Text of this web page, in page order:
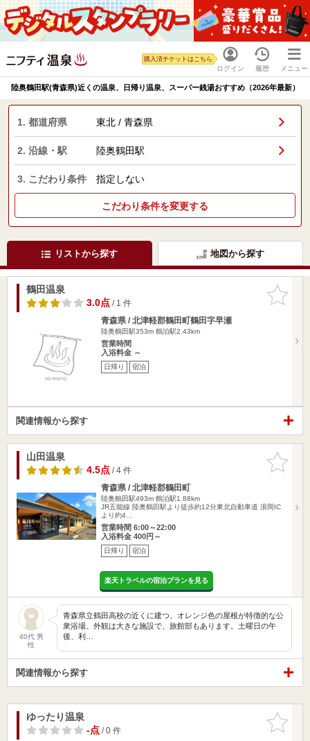
ログイン
購入済チケットはこちら
履歴 メニュー
陸奥鶴田駅(青森県)近くの温泉、日帰り温泉、スーパー銭湯おすすめ（2026年最新）
1. 都道府県 東北 / 青森県
2. 沿線・駅 陸奥鶴田駅
3. こだわり条件 指定しない
こだわり条件を変更する
リストから探す 地図から探す
お気に入
りに追加
鶴田温泉
3.0点/ 1 件
青森県 / 北津軽郡鶴田町鶴田字早瀬
陸奥鶴田駅353m 鶴泊駅2.43km
営業時間
入浴料金 ～
日帰り 宿泊
関連情報から探す
お気に入
りに追加
山田温泉
4.5点/ 4 件
青森県 / 北津軽郡鶴田町
陸奥鶴田駅493m 鶴泊駅1.88km
JR五能線 陸奥鶴田駅より徒歩約12分東北自動車道 浪岡IC
より約4…
営業時間 6:00～22:00
入浴料金 400円～
日帰り 宿泊
楽天トラベルの宿泊プランを見る
40代 男
性
青森県立鶴田高校の近くに建つ、オレンジ色の屋根が特徴的な公
衆浴場。外観は大きな施設で、旅館部もあります。土曜日の午
後、利…
関連情報から探す
お気に入
りに追加
ゆったり温泉
-点/ 0 件